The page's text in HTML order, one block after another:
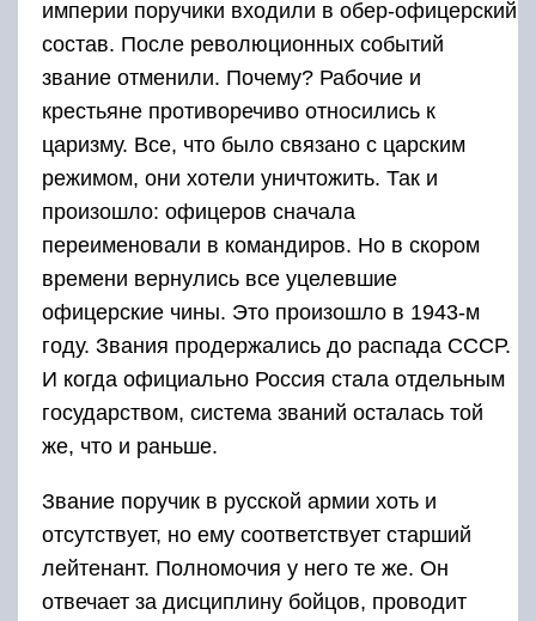
империи поручики входили в обер-офицерский
состав. После революционных событий
звание отменили. Почему? Рабочие и
крестьяне противоречиво относились к
царизму. Все, что было связано с царским
режимом, они хотели уничтожить. Так и
произошло: офицеров сначала
переименовали в командиров. Но в скором
времени вернулись все уцелевшие
офицерские чины. Это произошло в 1943-м
году. Звания продержались до распада СССР.
И когда официально Россия стала отдельным
государством, система званий осталась той
же, что и раньше.
Звание поручик в русской армии хоть и
отсутствует, но ему соответствует старший
лейтенант. Полномочия у него те же. Он
отвечает за дисциплину бойцов, проводит